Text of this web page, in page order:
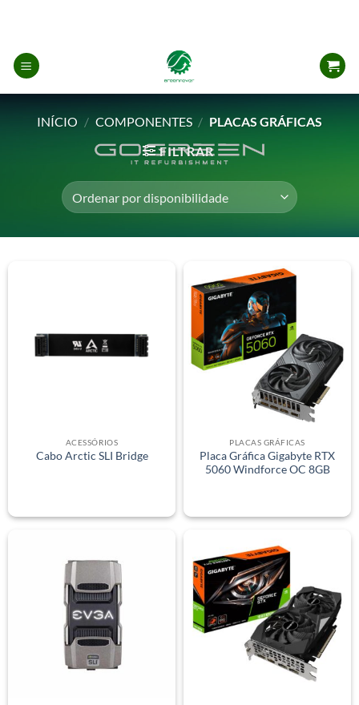
content
INÍCIO / COMPONENTES / PLACAS GRÁFICAS
FILTRAR
ACESSÓRIOS
Cabo Arctic SLI Bridge
PLACAS GRÁFICAS
Placa Gráfica Gigabyte RTX
5060 Windforce OC 8GB